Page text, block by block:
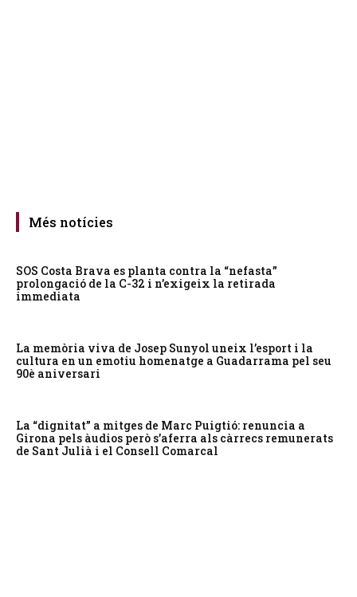
Més notícies
SOS Costa Brava es planta contra la “nefasta”
prolongació de la C-32 i n’exigeix la retirada
immediata
La memòria viva de Josep Sunyol uneix l’esport i la
cultura en un emotiu homenatge a Guadarrama pel seu
90è aniversari
La “dignitat” a mitges de Marc Puigtió: renuncia a
Girona pels àudios però s’aferra als càrrecs remunerats
de Sant Julià i el Consell Comarcal